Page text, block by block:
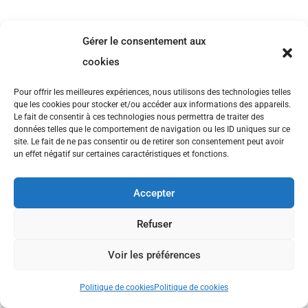
Gérer le consentement aux
cookies
Pour offrir les meilleures expériences, nous utilisons des technologies telles
que les cookies pour stocker et/ou accéder aux informations des appareils.
Le fait de consentir à ces technologies nous permettra de traiter des
données telles que le comportement de navigation ou les ID uniques sur ce
site. Le fait de ne pas consentir ou de retirer son consentement peut avoir
un effet négatif sur certaines caractéristiques et fonctions.
Accepter
Refuser
Voir les préférences
Politique de cookiesPolitique de cookies